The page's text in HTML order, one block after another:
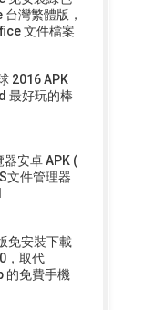
灣繁體版，
文件檔案
2016 APK
最好玩的棒
器安卓 APK (
文件管理器
免安裝下載
，取代
的免費手機